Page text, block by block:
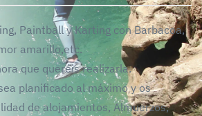
Paintball y Karting con Barbacoa,
amarillo,etc.
que queréis realizarla.
planificado al máximo y os
de alojamientos, Almuerzos,